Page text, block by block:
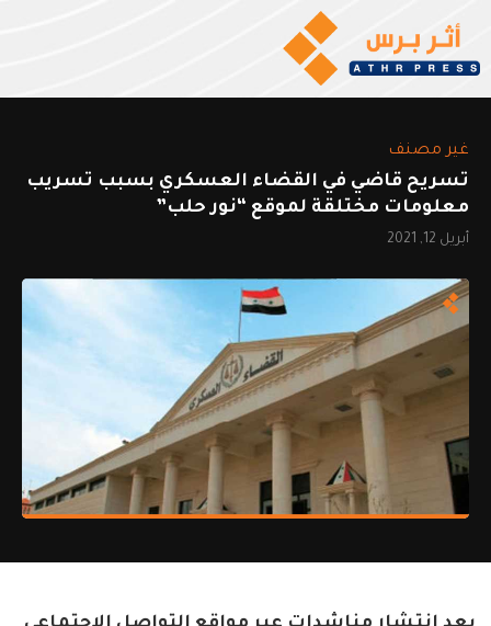
غير مصنف
تسريح قاضي في القضاء العسكري بسبب تسريب
معلومات مختلقة لموقع “نور حلب”
أبريل 12, 2021